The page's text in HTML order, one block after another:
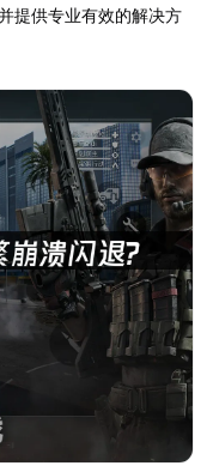
提供专业有效的解决方